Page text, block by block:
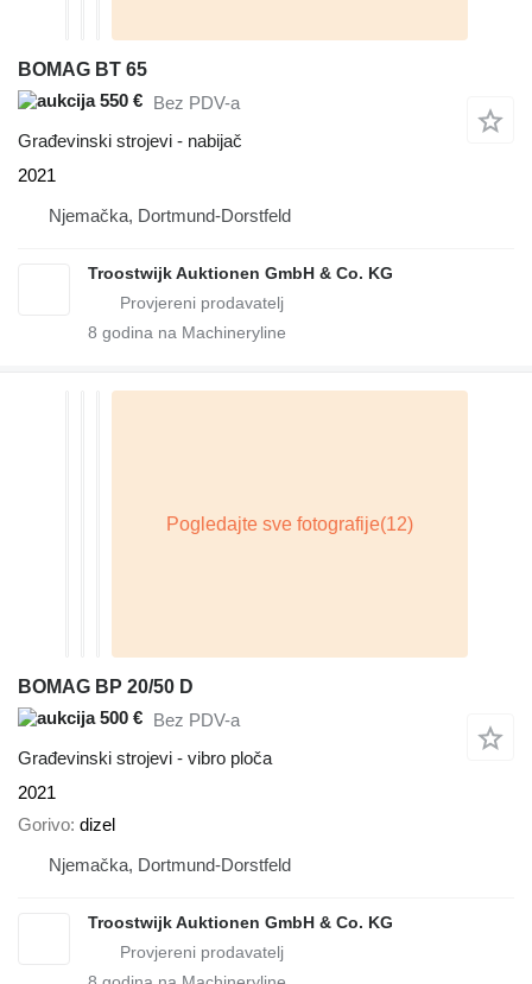
BOMAG BT 65
550 € Bez PDV-a
Građevinski strojevi - nabijač
2021
Njemačka, Dortmund-Dorstfeld
Troostwijk Auktionen GmbH & Co. KG
8 godina na Machineryline
BOMAG BP 20/50 D
500 € Bez PDV-a
Građevinski strojevi - vibro ploča
2021
Gorivo dizel
Njemačka, Dortmund-Dorstfeld
Troostwijk Auktionen GmbH & Co. KG